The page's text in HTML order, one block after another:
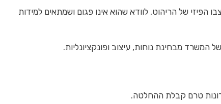
של הריהוט, לוודא שהוא אינו פגום ושמתאים למידות
המשרד מבחינת נוחות, עיצוב ופונקציונליות.
טרם קבלת ההחלטה.